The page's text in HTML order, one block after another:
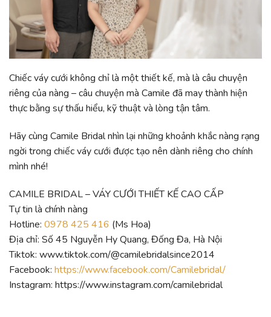
Chiếc váy cưới không chỉ là một thiết kế, mà là câu chuyện
riêng của nàng – câu chuyện mà Camile đã may thành hiện
thực bằng sự thấu hiểu, kỹ thuật và lòng tận tâm.
Hãy cùng Camile Bridal nhìn lại những khoảnh khắc nàng rạng
ngời trong chiếc váy cưới được tạo nên dành riêng cho chính
mình nhé!
CAMILE BRIDAL – VÁY CƯỚI THIẾT KẾ CAO CẤP
Tự tin là chính nàng
Hotline: 0978 425 416 (Ms Hoa)
Địa chỉ: Số 45 Nguyễn Hy Quang, Đống Đa, Hà Nội
Tiktok: www.tiktok.com/@camilebridalsince2014
Facebook: https://www.facebook.com/Camilebridal/
Instagram: https://www.instagram.com/camilebridal